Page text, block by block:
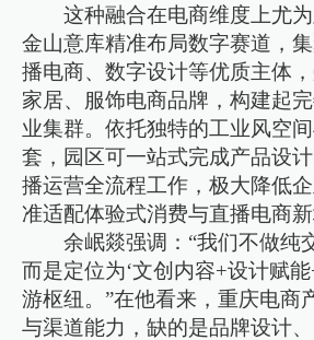
这种融合在电商维度上尤
金山意库精准布局数字赛道，
播电商、数字设计等优质主体，
家居、服饰电商品牌，构建起
业集群。依托独特的工业风空
套，园区可一站式完成产品设
播运营全流程工作，极大降低
准适配体验式消费与直播电商新
余岷燚强调：“我们不做纯
而是定位为‘文创内容+设计赋
游枢纽。”在他看来，重庆电商
与渠道能力，缺的是品牌设计